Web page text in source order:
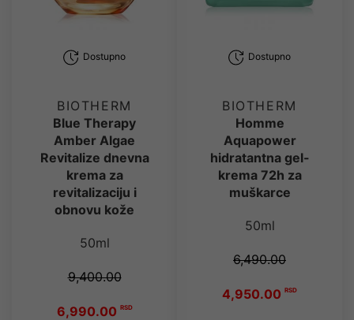
Dostupno
BIOTHERM
Blue Therapy
Amber Algae
Revitalize dnevna
krema za
revitalizaciju i
obnovu kože
50ml
9,400.00
6,990.00 RSD
Dostupno
BIOTHERM
Homme
Aquapower
hidratantna gel-
krema 72h za
muškarce
50ml
6,490.00
4,950.00 RSD